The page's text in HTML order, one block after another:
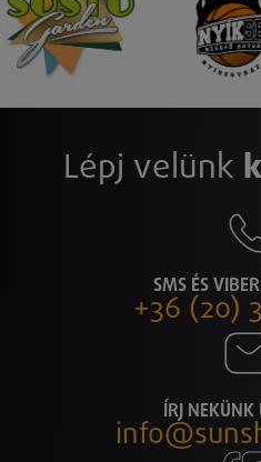
Lépj velünk
SMS ÉS
+36 (20)
ÍRJ NEKÜNK